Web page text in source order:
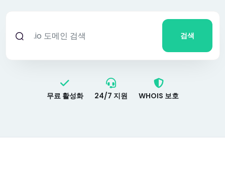
검색
무료 활성화 24/7 지원 WHOIS 보호